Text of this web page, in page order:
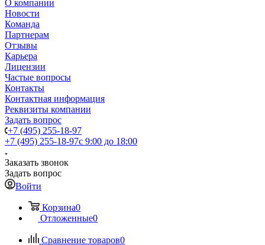
О компании
Новости
Команда
Партнерам
Отзывы
Карьера
Лицензии
Частые вопросы
Контакты
Контактная информация
Реквизиты компании
Задать вопрос
+7 (495) 255-18-97
+7 (495) 255-18-97с 9:00 до 18:00
Заказать звонок
Задать вопрос
Войти
Корзина0
Отложенные0
Сравнение товаров0